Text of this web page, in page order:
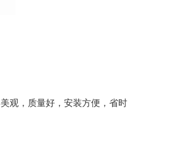
观，质量好，安装方便，省时